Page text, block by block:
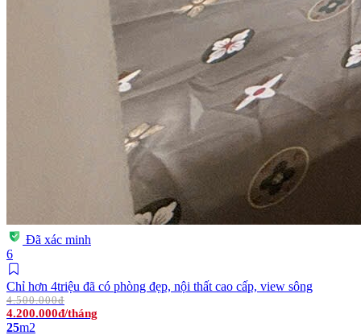
Đã xác minh
6
Chỉ hơn 4triệu đã có phòng đẹp, nội thất cao cấp, view sông
4.500.000đ
4.200.000đ/tháng
25m2